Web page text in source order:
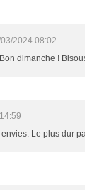
2024 08:02
dimanche !
Le plus dur